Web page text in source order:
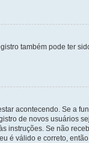
também pode ter
acontecendo. Se a
de novos usuários
instruções. Se não
é válido e correto,